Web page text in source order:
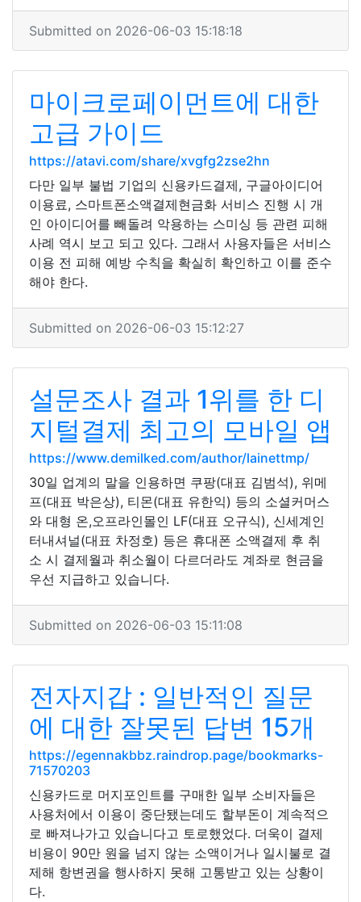
Submitted on 2026-06-03 15:18:18
마이크로페이먼트에 대한
고급 가이드
https://atavi.com/share/xvgfg2zse2hn
다만 일부 불법 기업의 신용카드결제, 구글아이디어
이용료, 스마트폰소액결제현금화 서비스 진행 시 개
인 아이디어를 빼돌려 악용하는 스미싱 등 관련 피해
사례 역시 보고 되고 있다. 그래서 사용자들은 서비스
이용 전 피해 예방 수칙을 확실히 확인하고 이를 준수
해야 한다.
Submitted on 2026-06-03 15:12:27
설문조사 결과 1위를 한 디
지털결제 최고의 모바일 앱
https://www.demilked.com/author/lainettmp/
30일 업계의 말을 인용하면 쿠팡(대표 김범석), 위메
프(대표 박은상), 티몬(대표 유한익) 등의 소셜커머스
와 대형 온,오프라인몰인 LF(대표 오규식), 신세계인
터내셔널(대표 차정호) 등은 휴대폰 소액결제 후 취
소 시 결제월과 취소월이 다르더라도 계좌로 현금을
우선 지급하고 있습니다.
Submitted on 2026-06-03 15:11:08
전자지갑 : 일반적인 질문
에 대한 잘못된 답변 15개
https://egennakbbz.raindrop.page/bookmarks-
71570203
신용카드로 머지포인트를 구매한 일부 소비자들은
사용처에서 이용이 중단됐는데도 할부돈이 계속적으
로 빠져나가고 있습니다고 토로했었다. 더욱이 결제
비용이 90만 원을 넘지 않는 소액이거나 일시불로 결
제해 항변권을 행사하지 못해 고통받고 있는 상황이
다.